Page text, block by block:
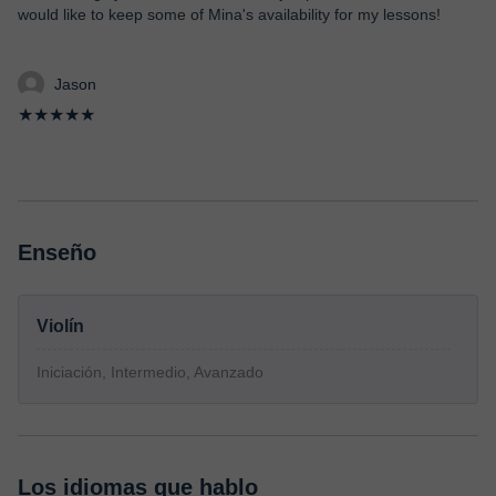
would like to keep some of Mina's availability for my lessons!
Jason
★★★★★
Enseño
Violín
Iniciación, Intermedio, Avanzado
Los idiomas que hablo